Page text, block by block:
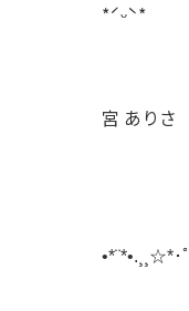
*ˊᵕˋ*
宮 ありさ
•*¨*•.¸¸☆*･ﾟ